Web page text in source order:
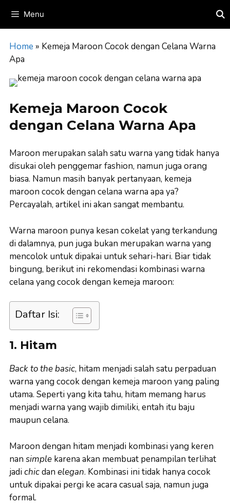
content
Menu
Home » Kemeja Maroon Cocok dengan Celana Warna
Apa
Kemeja Maroon Cocok
dengan Celana Warna Apa
Maroon merupakan salah satu warna yang tidak hanya
disukai oleh penggemar fashion, namun juga orang
biasa. Namun masih banyak pertanyaan, kemeja
maroon cocok dengan celana warna apa ya?
Percayalah, artikel ini akan sangat membantu.
Warna maroon punya kesan cokelat yang terkandung
di dalamnya, pun juga bukan merupakan warna yang
mencolok untuk dipakai untuk sehari-hari. Biar tidak
bingung, berikut ini rekomendasi kombinasi warna
celana yang cocok dengan kemeja maroon:
Daftar Isi:
1. Hitam
Back to the basic, hitam menjadi salah satu perpaduan
warna yang cocok dengan kemeja maroon yang paling
utama. Seperti yang kita tahu, hitam memang harus
menjadi warna yang wajib dimiliki, entah itu baju
maupun celana.
Maroon dengan hitam menjadi kombinasi yang keren
nan simple karena akan membuat penampilan terlihat
jadichicdan elegan. Kombinasi ini tidak hanya cocok
untuk dipakai pergi ke acara casual saja, namun juga
formal.